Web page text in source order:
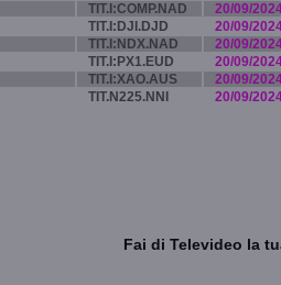
TIT.I:COMP.NAD
20/09/
TIT.I:DJI.DJD
20/09/
TIT.I:NDX.NAD
20/09/
TIT.I:PX1.EUD
20/09/
TIT.I:XAO.AUS
20/09/
TIT.N225.NNI 20/09/
Fai di Televideo la